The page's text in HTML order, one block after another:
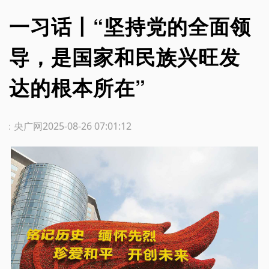
一习话丨“坚持党的全面领
导，是国家和民族兴旺发
达的根本所在”
2025-08-26 07:01:12
：央广网